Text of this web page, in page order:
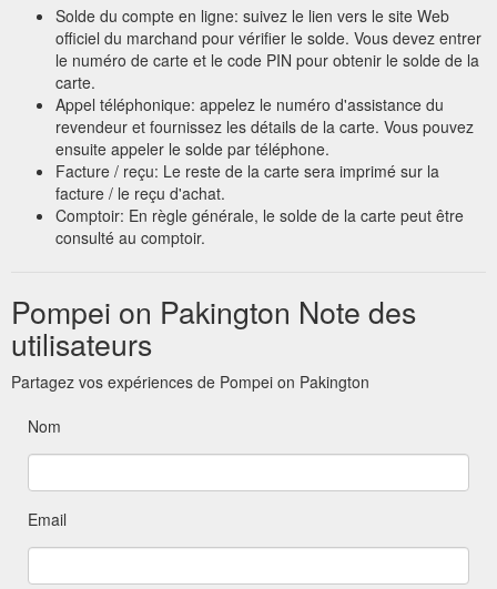
Solde du compte en ligne: suivez le lien vers le site Web
officiel du marchand pour vérifier le solde. Vous devez entrer
le numéro de carte et le code PIN pour obtenir le solde de la
carte.
Appel téléphonique: appelez le numéro d'assistance du
revendeur et fournissez les détails de la carte. Vous pouvez
ensuite appeler le solde par téléphone.
Facture / reçu: Le reste de la carte sera imprimé sur la
facture / le reçu d'achat.
Comptoir: En règle générale, le solde de la carte peut être
consulté au comptoir.
Pompei on Pakington Note des
utilisateurs
Partagez vos expériences de Pompei on Pakington
Nom
Email